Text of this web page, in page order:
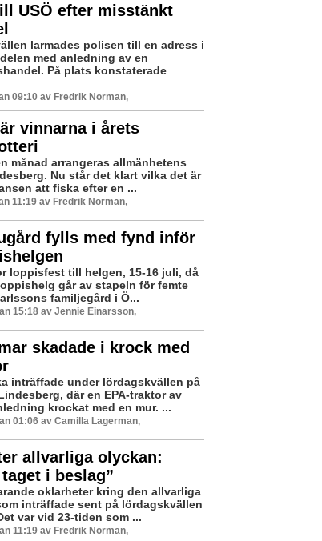
USÖ efter misstänkt
larmades polisen till en adress i
med anledning av en
På plats konstaterade
09:10 av Fredrik Norman,
vinnarna i årets
månad arrangeras allmänhetens
Nu står det klart vilka det är
att fiska efter en ...
11:19 av Fredrik Norman,
fylls med fynd inför
loppisfest till helgen, 15-16 juli, då
går av stapeln för femte
familjegård i Ö...
15:18 av Jennie Einarsson,
skadade i krock med
inträffade under lördagskvällen på
där en EPA-traktor av
krockat med en mur. ...
01:06 av Camilla Lagerman,
allvarliga olyckan:
i beslag”
oklarheter kring den allvarliga
inträffade sent på lördagskvällen
var vid 23-tiden som ...
11:19 av Fredrik Norman,